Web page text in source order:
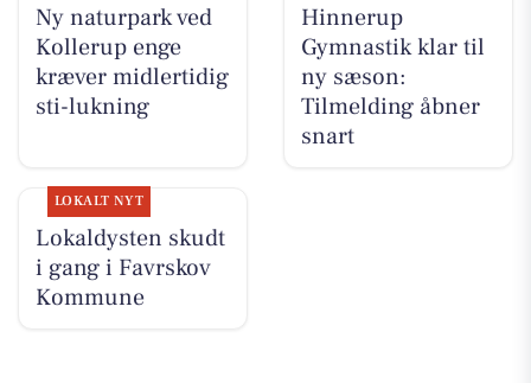
Ny naturpark ved
Kollerup enge
kræver midlertidig
sti-lukning
Hinnerup
Gymnastik klar til
ny sæson:
Tilmelding åbner
snart
LOKALT NYT
Lokaldysten skudt
i gang i Favrskov
Kommune